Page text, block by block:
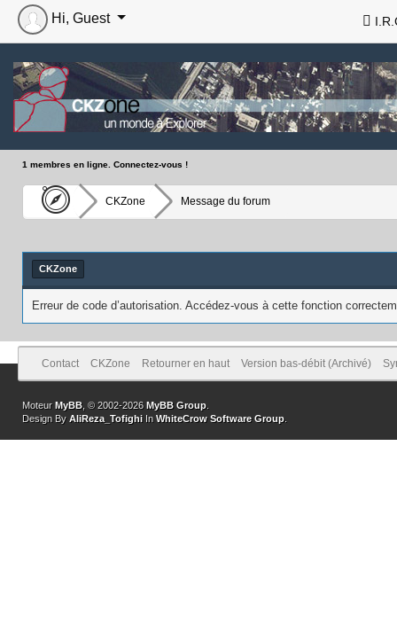
Hi, Guest
1 membres en ligne. Connectez-vous !
CKZone Message du forum
CKZone
Erreur de code d’autorisation. Accédez-vous à cette fonction
Contact CKZone Retourner en haut Version bas-débit (Archivé)
Moteur MyBB , © 2002-2026MyBB Group
Design By AliReza_Tofighi In WhiteCrow Software Group